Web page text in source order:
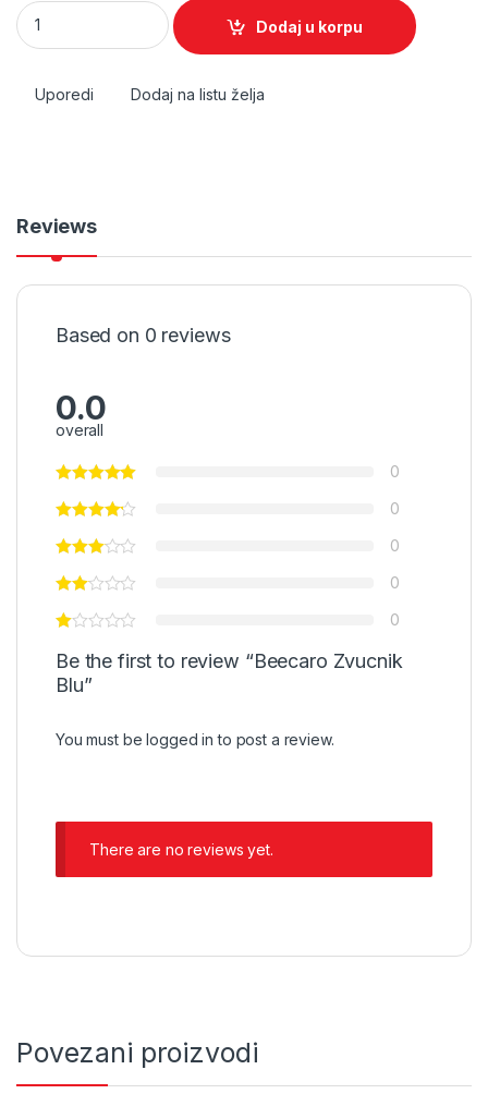
Beecaro Zvucnik Blu quantity
Dodaj u korpu
Uporedi Dodaj na listu želja
Reviews
Based on 0 reviews
0.0
overall
0
0
0
0
0
Be the first to review “Beecaro Zvucnik
Blu”
You must belogged in to post a review.
There are no reviews yet.
Povezani proizvodi